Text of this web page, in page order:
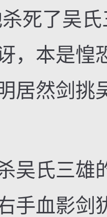
了吴氏
，本是惶
居然剑挑
氏三雄
手血影剑